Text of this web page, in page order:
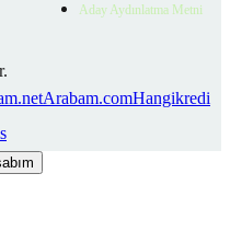
Aday Aydınlatma Metni
Arabam.comHangikredi